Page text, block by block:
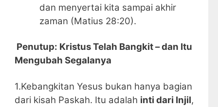
dan menyertai kita sampai akhir
zaman (Matius 28:20).
Penutup: Kristus Telah Bangkit – dan Itu
Mengubah Segalanya
1.Kebangkitan Yesus bukan hanya bagian
dari kisah Paskah. Itu adalah inti dari Injil,